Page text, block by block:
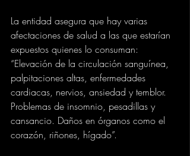
La entidad asegura que hay varias
afectaciones de salud a las que estarían
expuestos quienes lo consuman:
“Elevación de la circulación sanguínea,
palpitaciones altas, enfermedades
cardiacas, nervios, ansiedad y temblor.
Problemas de insomnio, pesadillas y
cansancio. Daños en órganos como el
corazón, riñones, hígado”.